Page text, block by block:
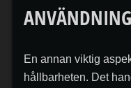
ANVÄNDNING
En annan viktig
hållbarheten. Det